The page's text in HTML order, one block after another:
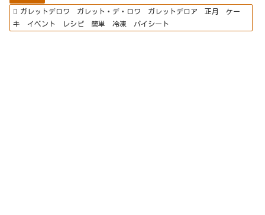
ガレットデロワ ガレット・デ・ロワ ガレットデロア 正月 ケー
キ イベント レシピ 簡単 冷凍 パイシート